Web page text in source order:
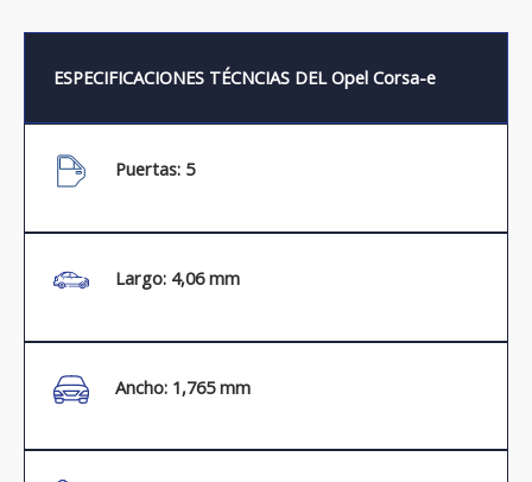
ESPECIFICACIONES TÉCNCIAS DEL Opel Corsa-e
Puertas: 5
Largo: 4,06 mm
Ancho: 1,765 mm